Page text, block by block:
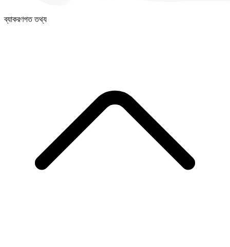
ব্যাকরণগত তথ্য